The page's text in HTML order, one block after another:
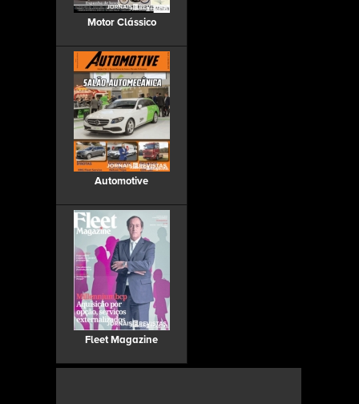
Motor Clássico
Automotive
Fleet Magazine